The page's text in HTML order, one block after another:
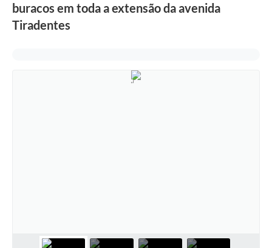
buracos em toda a extensão da avenida
Tiradentes